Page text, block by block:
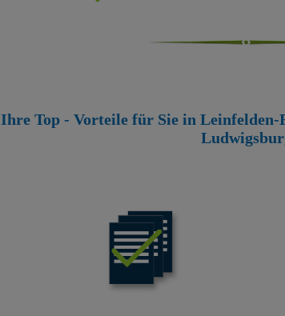
Ihre Top - Vorteile für Sie in